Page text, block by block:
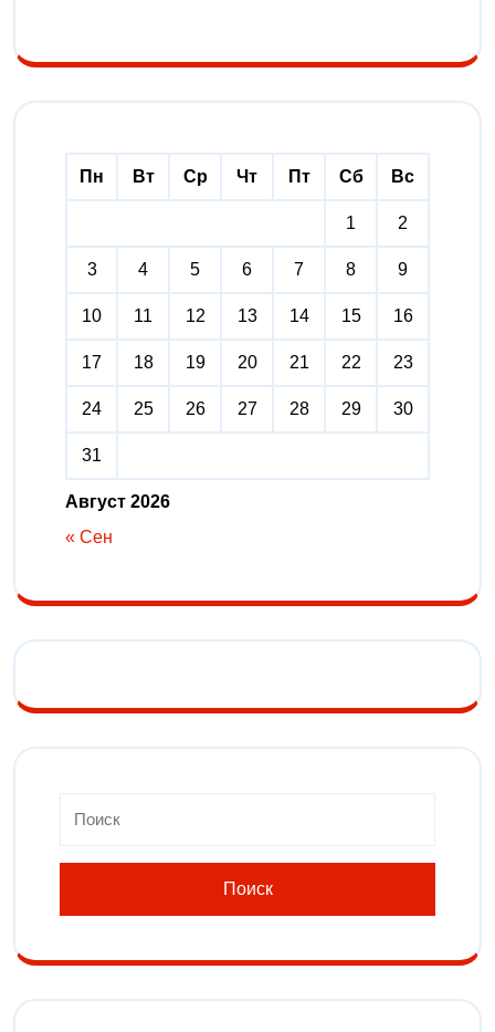
Август 2026
Пн Вт Ср Чт Пт Сб Вс
1 2
3 4 5 6 7 8 9
10 11 12 13 14 15 16
17 18 19 20 21 22 23
24 25 26 27 28 29 30
31
« Сен